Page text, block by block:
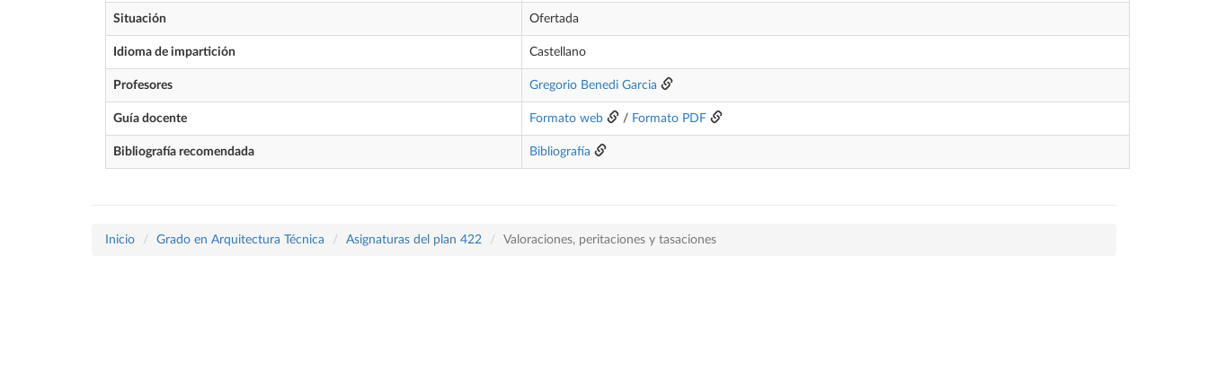
Situación Ofertada
Idioma de impartición Castellano
Profesores Gregorio Benedi Garcia
Guía docente Formato web / Formato PDF
Bibliografía recomendada Bibliografía
Inicio Grado en Arquitectura Técnica Asignaturas del plan 422 Valoraciones, peritaciones y tasaciones